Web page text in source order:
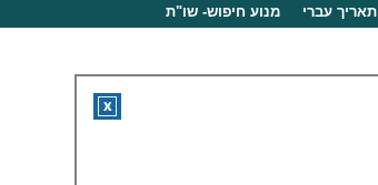
תאריך עברי מנוע חיפוש- שו"ת